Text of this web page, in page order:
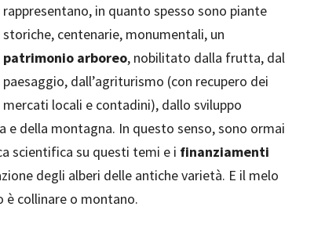
rappresentano, in quanto spesso sono piante
storiche, centenarie, monumentali, un
patrimonio arboreo, nobilitato dalla frutta, dal
paesaggio, dall’agriturismo (con recupero dei
mercati locali e contadini), dallo sviluppo
e della montagna. In questo senso, sono ormai
scientifica su questi temi e i finanziamenti
degli alberi delle antiche varietà. E il melo
è collinare o montano.